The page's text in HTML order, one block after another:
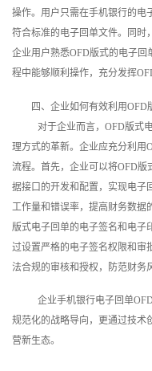
操作。用户只需在手机银行的电
符合标准的电子回单文件。同时
企业用户熟悉OFD版式的电子
程中能够顺利操作，充分发挥
四、企业如何有效利用OFD
对于企业而言，OFD版式
理方式的革新。企业应充分利用
流程。首先，企业可以将OFD
据接口的开发和配置，实现电子
工作量和错误率，提高财务数据
版式电子回单的电子签名和电子
过设置严格的电子签名权限和审
法合规的审核和授权，防范财务
企业手机银行电子回单
规范化的战略导向，更通过技术
营新生态。‍